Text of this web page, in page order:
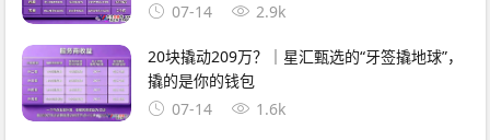
07-14
2.9k
20块撬动209万？｜星汇甄选的“牙签撬地球”，
撬的是你的钱包
07-14
1.6k